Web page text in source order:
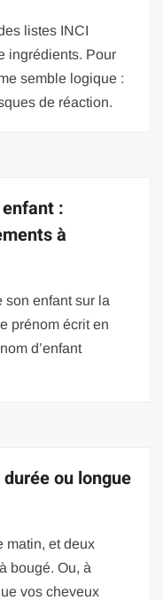
listes INCI
ingrédients. Pour
semble logique :
de réaction.
:
à
son enfant sur la
prénom écrit en
d’enfant
ou longue
matin, et deux
bougé. Ou, à
vos cheveux